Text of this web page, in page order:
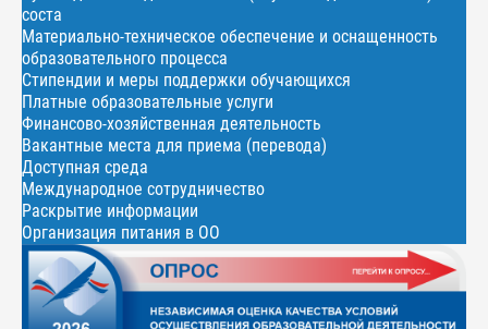
соста
Материально-техническое обеспечение и оснащенность
образовательного процесса
Стипендии и меры поддержки обучающихся
Платные образовательные услуги
Финансово-хозяйственная деятельность
Вакантные места для приема (перевода)
Доступная среда
Международное сотрудничество
Раскрытие информации
Организация питания в ОО